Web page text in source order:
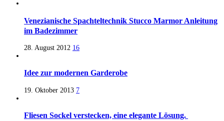
Venezianische Spachteltechnik Stucco Marmor Anleitung
im Badezimmer
28. August 2012 16
Idee zur modernen Garderobe
19. Oktober 2013 7
Fliesen Sockel verstecken, eine elegante Lösung.